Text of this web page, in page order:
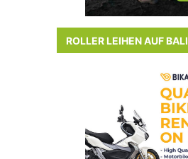
ROLLER LEIHEN AUF BALI